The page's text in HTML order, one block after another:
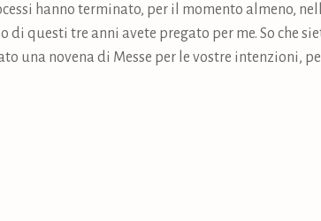
hanno terminato, per il momento almeno,
di questi tre anni avete pregato per me. So che
una novena di Messe per le vostre intenzioni,